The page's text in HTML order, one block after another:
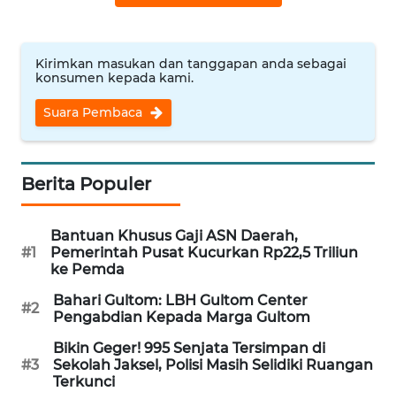
Kirimkan masukan dan tanggapan anda sebagai
konsumen kepada kami.
Suara Pembaca
Berita Populer
#1
Bantuan Khusus Gaji ASN Daerah,
Pemerintah Pusat Kucurkan Rp22,5 Triliun
ke Pemda
#2
Bahari Gultom: LBH Gultom Center
Pengabdian Kepada Marga Gultom
#3
Bikin Geger! 995 Senjata Tersimpan di
Sekolah Jaksel, Polisi Masih Selidiki Ruangan
Terkunci
BENGKULU
WN
LAMPUNG
WN
JATENG
WN
NUSANTARA
WN
JOGJA